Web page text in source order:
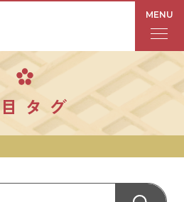
MENU
タグ